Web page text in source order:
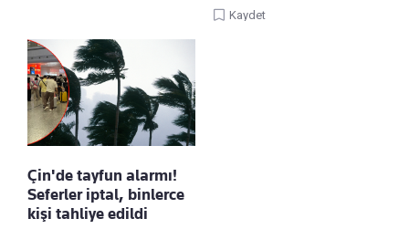
Kaydet
Çin'de tayfun alarmı!
Seferler iptal, binlerce
kişi tahliye edildi